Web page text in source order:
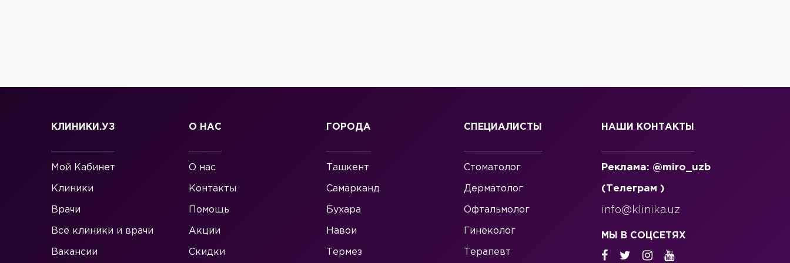
КЛИНИКИ.УЗ
Мой Кабинет
Клиники
Врачи
Все клиники и врачи
Вакансии
О НАС
О нас
Контакты
Помощь
Акции
Скидки
ГОРОДА
Ташкент
Самарканд
Бухара
Навои
Термез
СПЕЦИАЛИСТЫ
Стоматолог
Дерматолог
Офтальмолог
Гинеколог
Терапевт
НАШИ КОНТАКТЫ
Реклама: @miro_uzb
(Телеграм )
info@klinika.uz
МЫ В СОЦСЕТЯХ